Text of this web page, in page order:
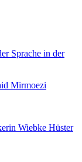
Sprache in der
Mirmoezi
Wiebke Hüster